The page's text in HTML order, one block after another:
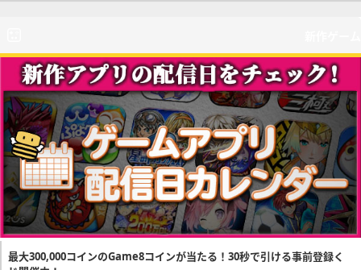
最大300,000コインのGame8コインが当たる！30秒で引ける事前登録く